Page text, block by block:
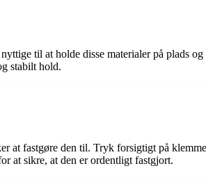
til at holde disse materialer på plads
stabilt hold.
at fastgøre den til. Tryk forsigtigt på
at sikre, at den er ordentligt fastgjort.